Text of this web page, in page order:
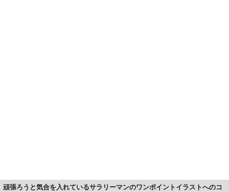
頑張ろうと気合を入れているサラリーマンのワンポイントイラストへのコ